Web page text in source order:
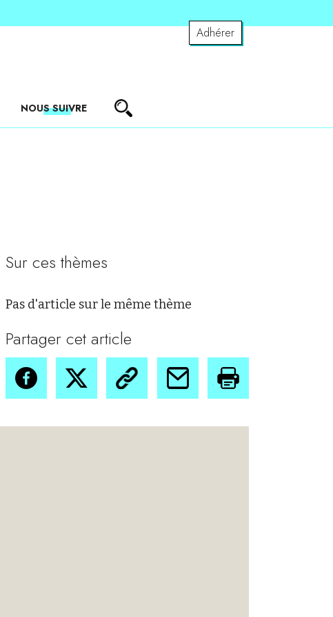
Adhérer
NOUS SUIVRE
Sur ces thèmes
Pas d'article sur le même thème
Partager cet article